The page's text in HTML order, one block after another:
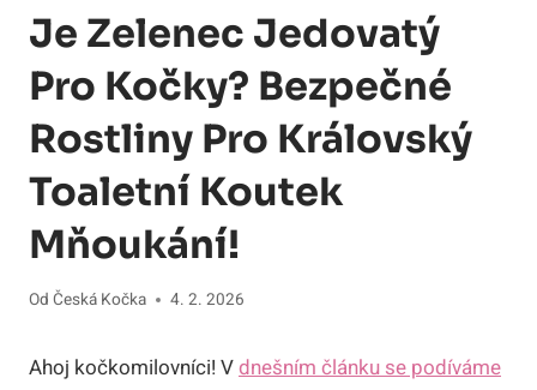
Je Zelenec Jedovatý
Pro Kočky? Bezpečné
Rostliny Pro Královský
Toaletní Koutek
Mňoukání!
Od Česká Kočka 4. 2. 2026
Ahoj kočkomilovníci! Vdnešním článku se podíváme